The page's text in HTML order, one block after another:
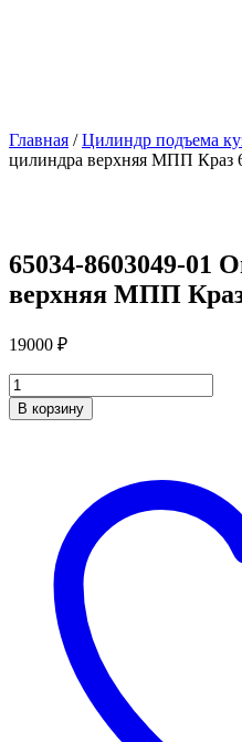
Главная /Цилиндр подъема
цилиндра верхняя МПП Краз
65034-8603049-01
верхняя МПП Краз
19000 ₽
Количество
В корзину